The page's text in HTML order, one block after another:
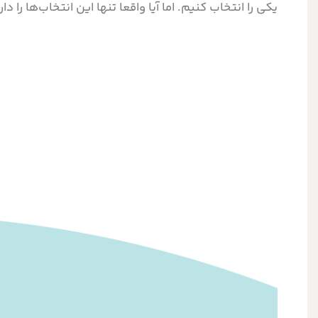
یکی را انتخاب کنیم. اما آیا واقعا تنها این انتخاب‌ها را